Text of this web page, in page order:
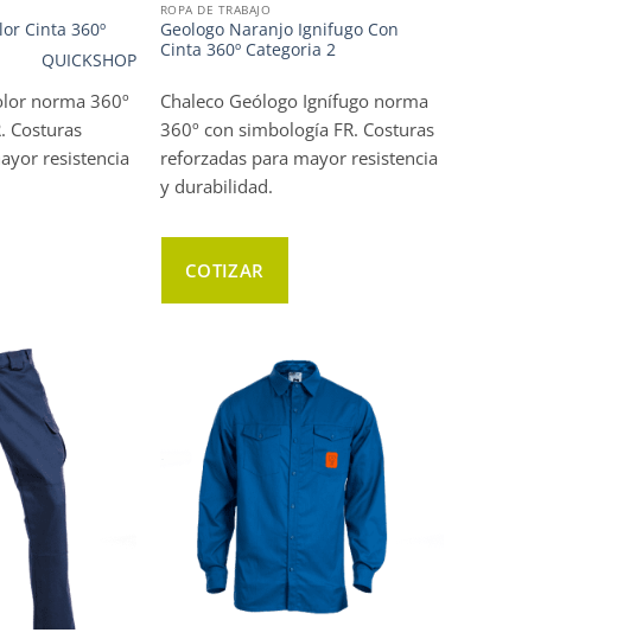
Cinta 360º
norma 360º
Costuras
resistencia
ROPA DE TRABAJO
Geologo Naranjo Ignifugo Con
Cinta 360º Categoria 2
QUICKSHOP
Chaleco Geólogo Ignífugo norma
360º con simbología FR. Costuras
reforzadas para mayor resistencia
y durabilidad.
COTIZAR
WISHLIST WISHLIST